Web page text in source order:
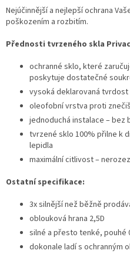
Nejúčinnější a nejlepší ochrana
poškozením a rozbitím.
Přednosti tvrzeného skla
ochranné sklo, které
poskytuje dostatečné
vysoká deklarovaná tvrdost
oleofobní vrstva proti
jednoduchá instalace – bez
tvrzené sklo 100% přilne k
lepidla
maximální citlivost –
Ostatní specifikace:
3x silnější než běžně
oblouková hrana 2,5D
silné a přesto tenké, pouhé
dokonale ladí s ochranným